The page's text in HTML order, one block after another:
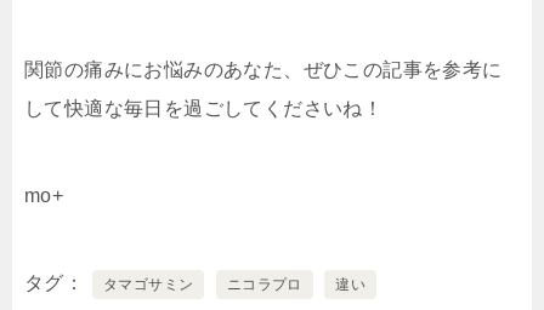
関節の痛みにお悩みのあなた、ぜひこの記事を参考に
して快適な毎日を過ごしてくださいね！
mo+
タグ タマゴサミン ニコラプロ 違い